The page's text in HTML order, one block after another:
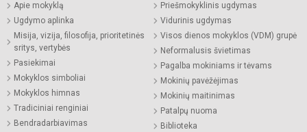
Apie mokyklą
Ugdymo aplinka
Misija, vizija, filosofija, prioritetinės
sritys, vertybės
Pasiekimai
Mokyklos simboliai
Mokyklos himnas
Tradiciniai renginiai
Bendradarbiavimas
Priešmokyklinis ugdymas
Vidurinis ugdymas
Visos dienos mokyklos (VDM) grupė
Neformalusis švietimas
Pagalba mokiniams ir tėvams
Mokinių pavėžėjimas
Mokinių maitinimas
Patalpų nuoma
Biblioteka